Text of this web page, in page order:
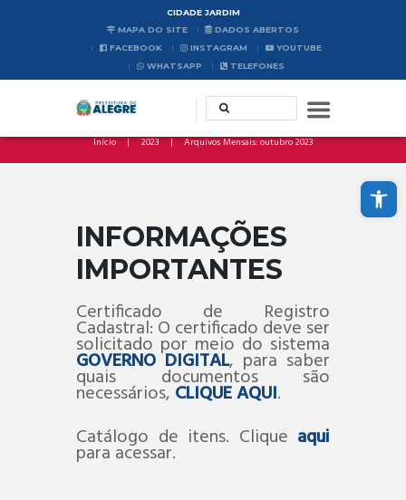
Abrir a barra de ferramentas
CIDADE JARDIM
MAPA DO SITE
DADOS ABERTOS
FACEBOOK
INSTAGRAM
YOUTUBE
WHATSAPP
TELEFONES
Início 2023 Arquivos Mensais: outubro 2023
INFORMAÇÕES
IMPORTANTES
Certificado de Registro
Cadastral: O certificado deve ser
solicitado por meio do sistema
GOVERNO DIGITAL, para saber
quais documentos são
necessários, CLIQUE AQUI.
Catálogo de itens. Clique aqui
para acessar.